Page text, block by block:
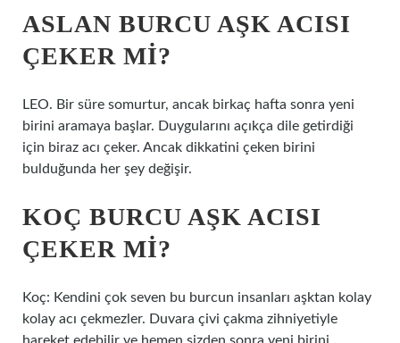
ASLAN BURCU AŞK ACISI
ÇEKER MI?
LEO. Bir süre somurtur, ancak birkaç hafta sonra yeni
birini aramaya başlar. Duygularını açıkça dile getirdiği
için biraz acı çeker. Ancak dikkatini çeken birini
bulduğunda her şey değişir.
KOÇ BURCU AŞK ACISI
ÇEKER MI?
Koç: Kendini çok seven bu burcun insanları aşktan kolay
kolay acı çekmezler. Duvara çivi çakma zihniyetiyle